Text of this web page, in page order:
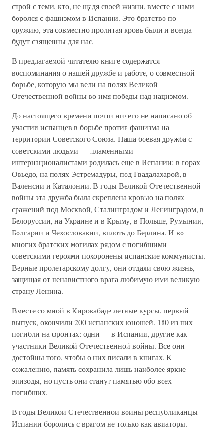
строй с теми, кто, не щадя своей жизни, вместе с нами
боролся с фашизмом в Испании. Это братство по
оружию, эта совместно пролитая кровь были и всегда
будут священны для нас.
В предлагаемой читателю книге содержатся
воспоминания о нашей дружбе и работе, о совместной
борьбе, которую мы вели на полях Великой
Отечественной войны во имя победы над нацизмом.
До настоящего времени почти ничего не написано об
участии испанцев в борьбе против фашизма на
территории Советского Союза. Наша боевая дружба с
советскими людьми — пламенными
интернационалистами родилась еще в Испании: в горах
Овьедо, на полях Эстремадуры, под Гвадалахарой, в
Валенсии и Каталонии. В годы Великой Отечественной
войны эта дружба была скреплена кровью на полях
сражений под Москвой, Сталинградом и Ленинградом, в
Белоруссии, на Украине и в Крыму, в Польше, Румынии,
Болгарии и Чехословакии, вплоть до Берлина. И во
многих братских могилах рядом с погибшими
советскими героями похоронены испанские коммунисты.
Верные пролетарскому долгу, они отдали свою жизнь,
защищая от ненавистного врага любимую ими великую
страну Ленина.
Вместе со мной в Кировабаде летные курсы, первый
выпуск, окончили 200 испанских юношей. 180 из них
погибли на фронтах: одни — в Испании, другие как
участники Великой Отечественной войны. Все они
достойны того, чтобы о них писали в книгах. К
сожалению, память сохранила лишь наиболее яркие
эпизоды, но пусть они станут памятью обо всех
погибших.
В годы Великой Отечественной войны республиканцы
Испании боролись с врагом не только как авиаторы.